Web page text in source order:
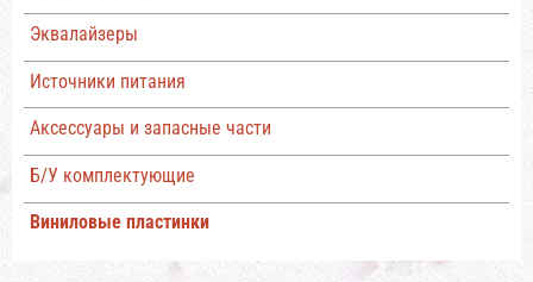
Эквалайзеры
Источники питания
Аксессуары и запасные части
Б/У комплектующие
Виниловые пластинки